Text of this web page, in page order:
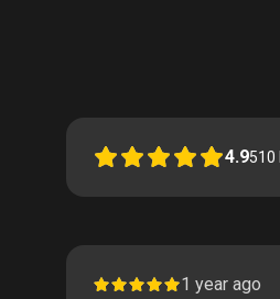
4.9510
1 year ago